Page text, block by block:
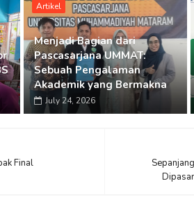
Artikel
Menjadi Bagian dari
Pascasarjana UMMAT:
Sebuah Pengalaman
Akademik yang Bermakna
July 24, 2026
Final